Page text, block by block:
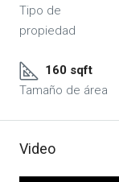
Tipo de
propiedad
160 sqft
Tamaño de área
Video